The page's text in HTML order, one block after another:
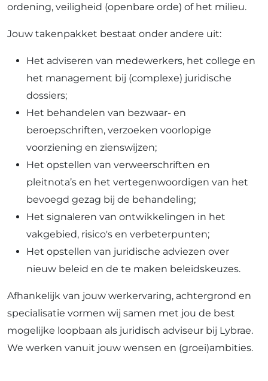
ordening, veiligheid (openbare orde) of het milieu.
Jouw takenpakket bestaat onder andere uit:
Het adviseren van medewerkers, het college en
het management bij (complexe) juridische
dossiers;
Het behandelen van bezwaar- en
beroepschriften, verzoeken voorlopige
voorziening en zienswijzen;
Het opstellen van verweerschriften en
pleitnota’s en het vertegenwoordigen van het
bevoegd gezag bij de behandeling;
Het signaleren van ontwikkelingen in het
vakgebied, risico's en verbeterpunten;
Het opstellen van juridische adviezen over
nieuw beleid en de te maken beleidskeuzes.
Afhankelijk van jouw werkervaring, achtergrond en
specialisatie vormen wij samen met jou de best
mogelijke loopbaan als juridisch adviseur bij Lybrae.
We werken vanuit jouw wensen en (groei)ambities.